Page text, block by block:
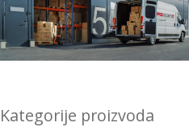
Kategorije proizvoda